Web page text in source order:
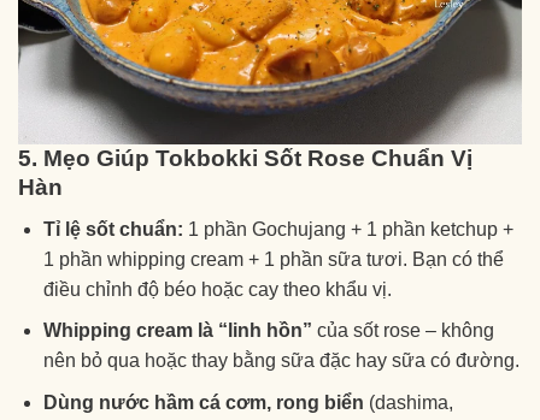
5. Mẹo Giúp Tokbokki Sốt Rose Chuẩn Vị
Hàn
Tỉ lệ sốt chuẩn: 1 phần Gochujang + 1 phần ketchup +
1 phần whipping cream + 1 phần sữa tươi. Bạn có thể
điều chỉnh độ béo hoặc cay theo khẩu vị.
Whipping cream là “linh hồn” của sốt rose – không
nên bỏ qua hoặc thay bằng sữa đặc hay sữa có đường.
Dùng nước hầm cá cơm, rong biển (dashima,